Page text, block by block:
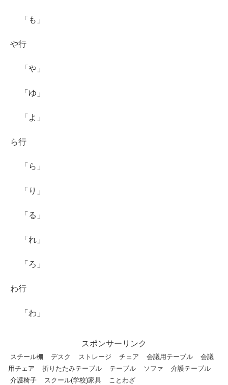
「も」
や行
「や」
「ゆ」
「よ」
ら行
「ら」
「り」
「る」
「れ」
「ろ」
わ行
「わ」
スポンサーリンク
スチール棚 デスク ストレージ チェア 会議用テーブル
会議
用チェア
折りたたみテーブル テーブル ソファ
介護テーブル
介護椅子
スクール(学校)家具 ことわざ